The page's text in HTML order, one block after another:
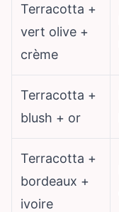
Terracotta +
vert olive +
crème
Terracotta +
blush + or
Terracotta +
bordeaux +
ivoire